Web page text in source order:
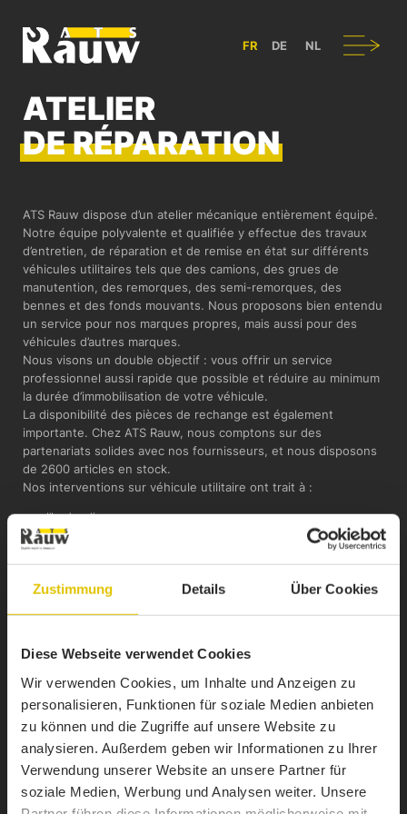
Zustimmung Details Über Cookies
Diese Webseite verwendet Cookies
Wir verwenden Cookies, um Inhalte und Anzeigen zu
personalisieren, Funktionen für soziale Medien anbieten
zu können und die Zugriffe auf unsere Website zu
analysieren. Außerdem geben wir Informationen zu Ihrer
Verwendung unserer Website an unsere Partner für
soziale Medien, Werbung und Analysen weiter. Unsere
ATS RAUW - CONSTRUCTION & AMÉNAGEMENT DE VÉHICULES
FR DE NL
Navigation
ATELIER
DE RÉPARATION
ATS Rauw dispose d’un atelier mécanique entièrement équipé.
Notre équipe polyvalente et qualifiée y effectue des travaux
d’entretien, de réparation et de remise en état sur différents
véhicules utilitaires tels que des camions, des grues de
manutention, des remorques, des semi-remorques, des
bennes et des fonds mouvants. Nous proposons bien entendu
un service pour nos marques propres, mais aussi pour des
véhicules d’autres marques.
Nous visons un double objectif : vous offrir un service
professionnel aussi rapide que possible et réduire au minimum
la durée d’immobilisation de votre véhicule.
La disponibilité des pièces de rechange est également
importante. Chez ATS Rauw, nous comptons sur des
partenariats solides avec nos fournisseurs, et nous disposons
de 2600 articles en stock.
Nos interventions sur véhicule utilitaire ont trait à :
– l’hydraulique,
– le pneumatique,
– l’électronique,
– le sablage et la métallisation,
Contactez-nous par téléphone au+32 (0)80 640 486